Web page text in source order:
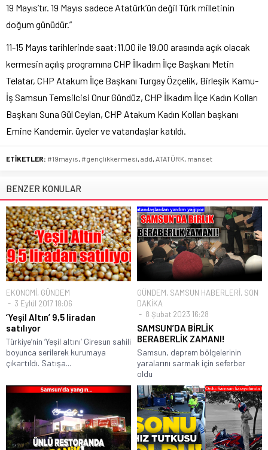
19 Mayıs’tır. 19 Mayıs sadece Atatürk’ün değil Türk milletinin
doğum günüdür.”
11-15 Mayıs tarihlerinde saat:11.00 ile 19.00 arasında açık olacak
kermesin açılış programına CHP İlkadım İlçe Başkanı Metin
Telatar, CHP Atakum İlçe Başkanı Turgay Özçelik, Birleşik Kamu-
İş Samsun Temsilcisi Onur Gündüz, CHP İlkadım İlçe Kadın Kolları
Başkanı Suna Gül Ceylan, CHP Atakum Kadın Kolları başkanı
Emine Kandemir, üyeler ve vatandaşlar katıldı.
ETİKETLER: #19mayıs, #gençlikkermesi, add, ATATÜRK, manset
BENZER KONULAR
EKONOMİ, GÜNDEM
3 Eylül 2017 18:06
‘Yeşil Altın’ 9,5 liradan
satılıyor
Türkiye’nin ‘Yeşil altını’ Giresun sahili
boyunca serilerek kurumaya
çıkartıldı. Satışa...
GÜNDEM, SAMSUN HABERLERİ, SON
DAKİKA
8 Şubat 2023 16:28
SAMSUN’DA BİRLİK
BERABERLİK ZAMANI!
Samsun, deprem bölgelerinin
yaralarını sarmak için seferber
oldu